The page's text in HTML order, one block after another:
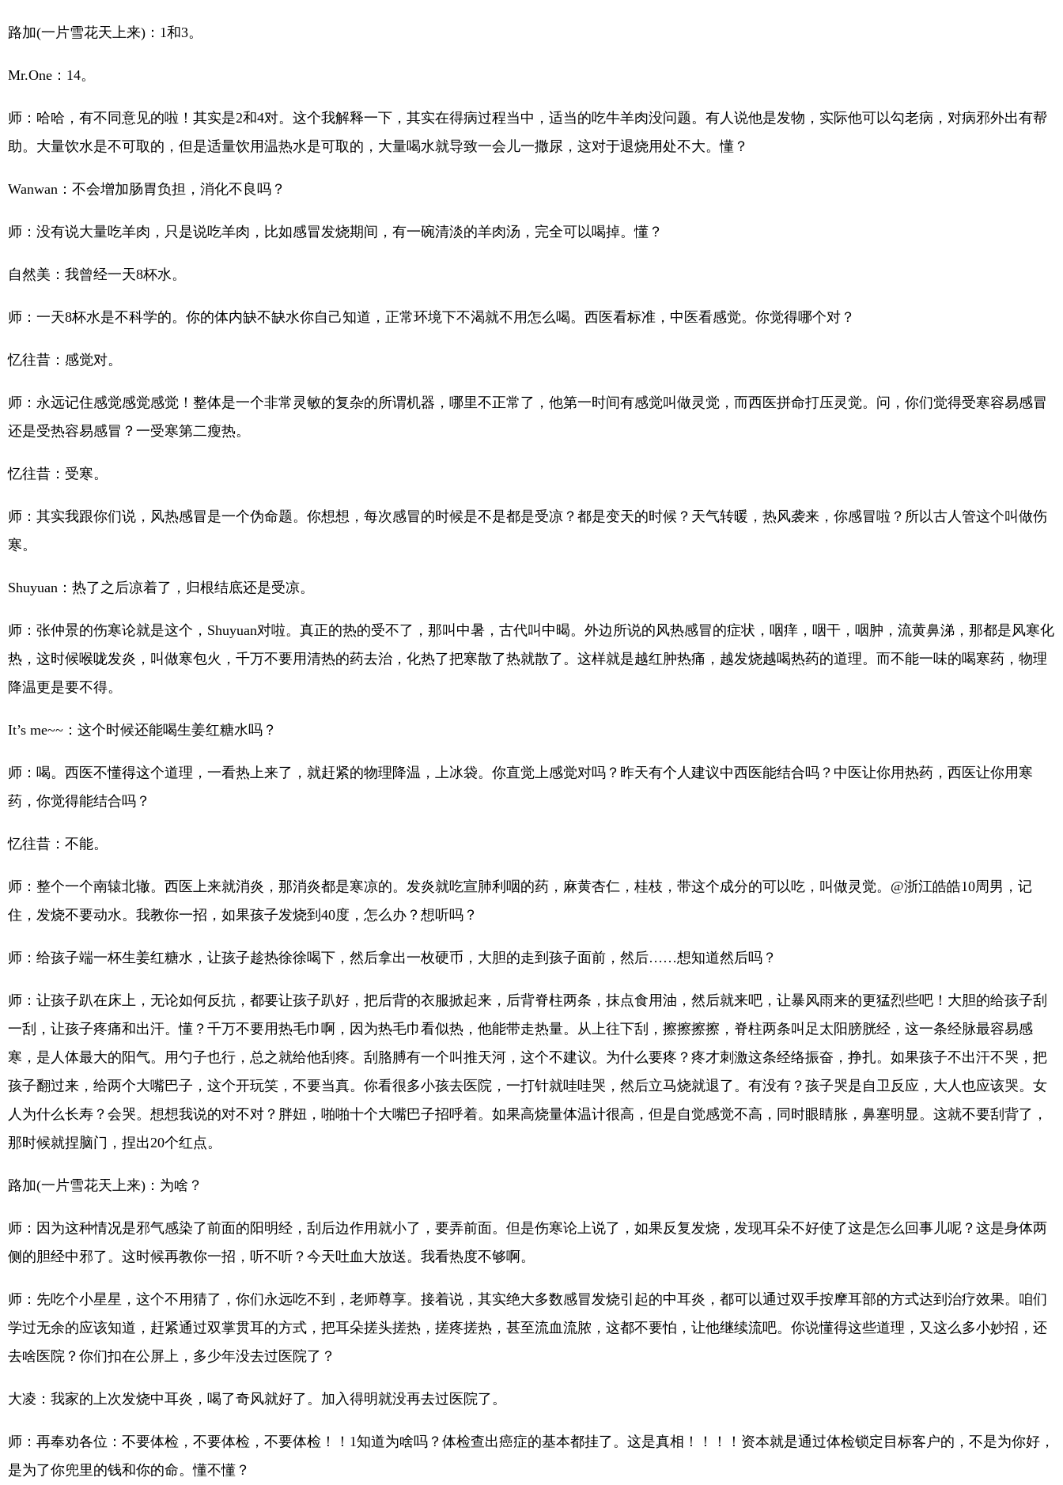
路加(一片雪花天上来)：1和3。
Mr.One：14。
师：哈哈，有不同意见的啦！其实是2和4对。这个我解释一下，其实在得病过程当中，适当的吃牛羊肉没问题。有人说他是发物，实际他可以勾老病，对病邪外出有帮
助。大量饮水是不可取的，但是适量饮用温热水是可取的，大量喝水就导致一会儿一撒尿，这对于退烧用处不大。懂？
Wanwan：不会增加肠胃负担，消化不良吗？
师：没有说大量吃羊肉，只是说吃羊肉，比如感冒发烧期间，有一碗清淡的羊肉汤，完全可以喝掉。懂？
自然美：我曾经一天8杯水。
师：一天8杯水是不科学的。你的体内缺不缺水你自己知道，正常环境下不渴就不用怎么喝。西医看标准，中医看感觉。你觉得哪个对？
忆往昔：感觉对。
师：永远记住感觉感觉感觉！整体是一个非常灵敏的复杂的所谓机器，哪里不正常了，他第一时间有感觉叫做灵觉，而西医拼命打压灵觉。问，你们觉得受寒容易感冒
还是受热容易感冒？一受寒第二瘦热。
忆往昔：受寒。
师：其实我跟你们说，风热感冒是一个伪命题。你想想，每次感冒的时候是不是都是受凉？都是变天的时候？天气转暖，热风袭来，你感冒啦？所以古人管这个叫做伤
寒。
Shuyuan：热了之后凉着了，归根结底还是受凉。
师：张仲景的伤寒论就是这个，Shuyuan对啦。真正的热的受不了，那叫中暑，古代叫中暍。外边所说的风热感冒的症状，咽痒，咽干，咽肿，流黄鼻涕，那都是风寒化
热，这时候喉咙发炎，叫做寒包火，千万不要用清热的药去治，化热了把寒散了热就散了。这样就是越红肿热痛，越发烧越喝热药的道理。而不能一味的喝寒药，物理
降温更是要不得。
It’s me~~：这个时候还能喝生姜红糖水吗？
师：喝。西医不懂得这个道理，一看热上来了，就赶紧的物理降温，上冰袋。你直觉上感觉对吗？昨天有个人建议中西医能结合吗？中医让你用热药，西医让你用寒
药，你觉得能结合吗？
忆往昔：不能。
师：整个一个南辕北辙。西医上来就消炎，那消炎都是寒凉的。发炎就吃宣肺利咽的药，麻黄杏仁，桂枝，带这个成分的可以吃，叫做灵觉。@浙江皓皓10周男，记
住，发烧不要动水。我教你一招，如果孩子发烧到40度，怎么办？想听吗？
师：给孩子端一杯生姜红糖水，让孩子趁热徐徐喝下，然后拿出一枚硬币，大胆的走到孩子面前，然后……想知道然后吗？
师：让孩子趴在床上，无论如何反抗，都要让孩子趴好，把后背的衣服掀起来，后背脊柱两条，抹点食用油，然后就来吧，让暴风雨来的更猛烈些吧！大胆的给孩子刮
一刮，让孩子疼痛和出汗。懂？千万不要用热毛巾啊，因为热毛巾看似热，他能带走热量。从上往下刮，擦擦擦擦，脊柱两条叫足太阳膀胱经，这一条经脉最容易感
寒，是人体最大的阳气。用勺子也行，总之就给他刮疼。刮胳膊有一个叫推天河，这个不建议。为什么要疼？疼才刺激这条经络振奋，挣扎。如果孩子不出汗不哭，把
孩子翻过来，给两个大嘴巴子，这个开玩笑，不要当真。你看很多小孩去医院，一打针就哇哇哭，然后立马烧就退了。有没有？孩子哭是自卫反应，大人也应该哭。女
人为什么长寿？会哭。想想我说的对不对？胖妞，啪啪十个大嘴巴子招呼着。如果高烧量体温计很高，但是自觉感觉不高，同时眼睛胀，鼻塞明显。这就不要刮背了，
那时候就捏脑门，捏出20个红点。
路加(一片雪花天上来)：为啥？
师：因为这种情况是邪气感染了前面的阳明经，刮后边作用就小了，要弄前面。但是伤寒论上说了，如果反复发烧，发现耳朵不好使了这是怎么回事儿呢？这是身体两
侧的胆经中邪了。这时候再教你一招，听不听？今天吐血大放送。我看热度不够啊。
师：先吃个小星星，这个不用猜了，你们永远吃不到，老师尊享。接着说，其实绝大多数感冒发烧引起的中耳炎，都可以通过双手按摩耳部的方式达到治疗效果。咱们
学过无余的应该知道，赶紧通过双掌贯耳的方式，把耳朵搓头搓热，搓疼搓热，甚至流血流脓，这都不要怕，让他继续流吧。你说懂得这些道理，又这么多小妙招，还
去啥医院？你们扣在公屏上，多少年没去过医院了？
大凌：我家的上次发烧中耳炎，喝了奇风就好了。加入得明就没再去过医院了。
师：再奉劝各位：不要体检，不要体检，不要体检！！1知道为啥吗？体检查出癌症的基本都挂了。这是真相！！！！资本就是通过体检锁定目标客户的，不是为你好，
是为了你兜里的钱和你的命。懂不懂？